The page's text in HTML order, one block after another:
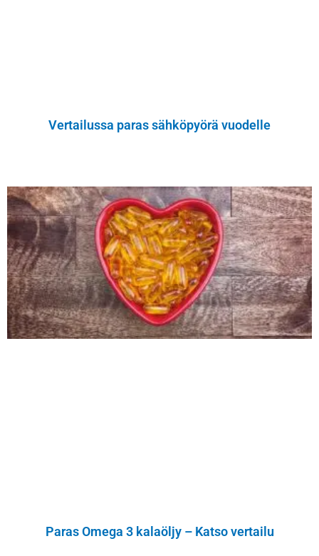
Vertailussa paras sähköpyörä vuodelle
Paras Omega 3 kalaöljy – Katso vertailu